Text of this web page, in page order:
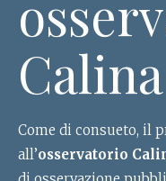
Calina
Come di consueto, il
all’osservatorio